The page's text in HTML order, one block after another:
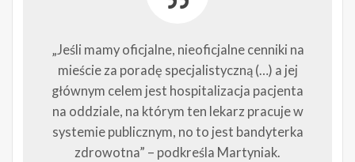
„Jeśli mamy oficjalne, nieoficjalne cenniki na
mieście za poradę specjalistyczną (…) a jej
głównym celem jest hospitalizacja pacjenta
na oddziale, na którym ten lekarz pracuje w
systemie publicznym, no to jest bandyterka
zdrowotna” – podkreśla Martyniak.